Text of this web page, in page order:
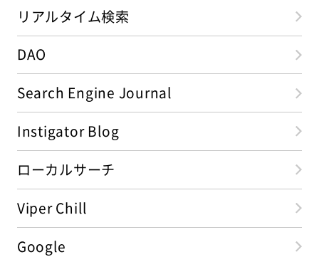
リアルタイム検索
DAO
Search Engine Journal
Instigator Blog
ローカルサーチ
Viper Chill
Google